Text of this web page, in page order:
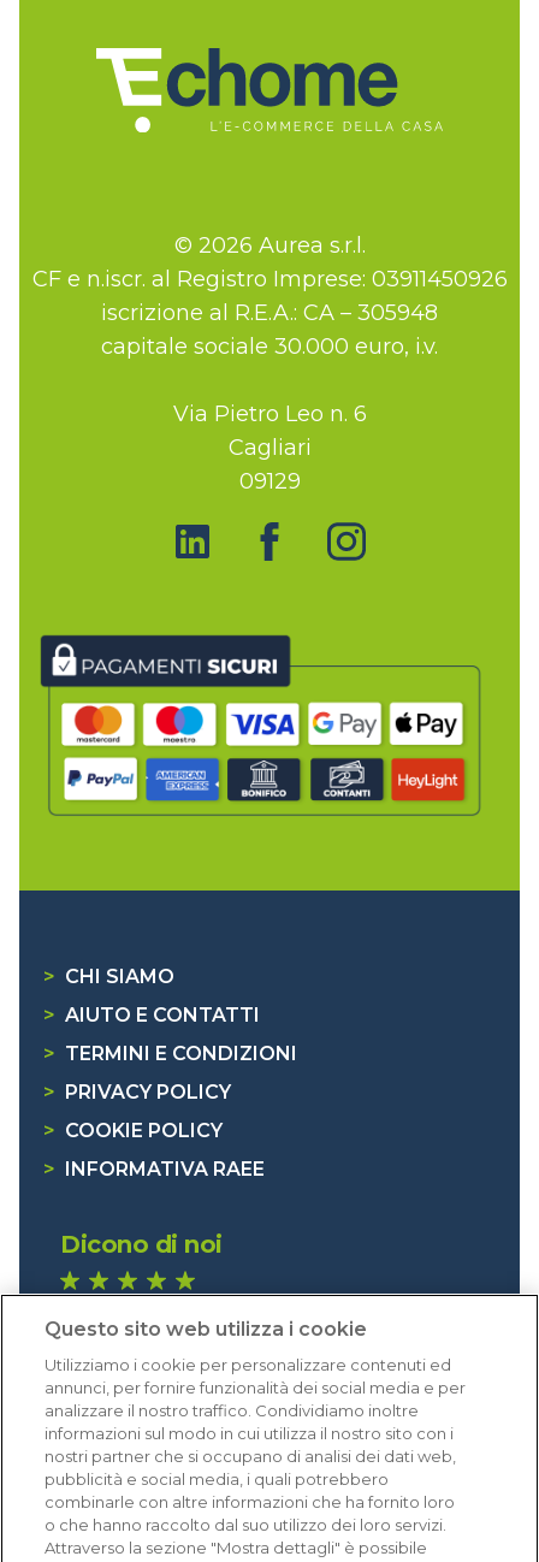
© 2026 Aurea s.r.l.
CF e n.iscr. al Registro Imprese: 03911450926
iscrizione al R.E.A.: CA – 305948
capitale sociale 30.000 euro, i.v.
Via Pietro Leo n. 6
Cagliari
09129
> CHI SIAMO
> AIUTO E CONTATTI
> TERMINI E CONDIZIONI
>
PRIVACY POLICY
> COOKIE POLICY
>
INFORMATIVA RAEE
Dicono di noi
Eccellente (4,8)
Acquisti verificati
Questo sito web utilizza i cookie
Utilizziamo i cookie per personalizzare contenuti ed
annunci, per fornire funzionalità dei social media e per
analizzare il nostro traffico. Condividiamo inoltre
informazioni sul modo in cui utilizza il nostro sito con i
nostri partner che si occupano di analisi dei dati web,
pubblicità e social media, i quali potrebbero
combinarle con altre informazioni che ha fornito loro
o che hanno raccolto dal suo utilizzo dei loro servizi.
Attraverso la sezione "Mostra dettagli" è possibile